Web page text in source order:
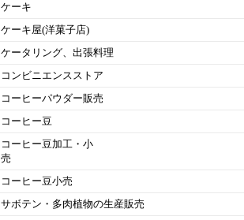
ケーキ
ケーキ屋(洋菓子店)
ケータリング、出張料理
コンビニエンスストア
コーヒーパウダー販売
コーヒー豆
コーヒー豆加工・小
売
コーヒー豆小売
サボテン・多肉植物の生産販売